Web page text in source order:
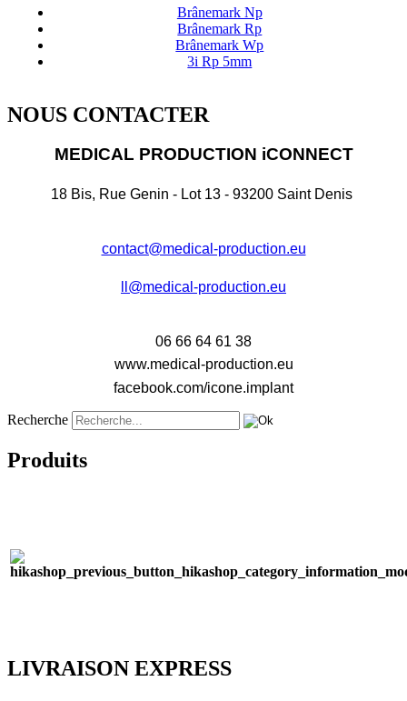
Brânemark Np
Brânemark Rp
Brânemark Wp
3i Rp 5mm
NOUS CONTACTER
MEDICAL PRODUCTION iCONNECT
18 Bis, Rue Genin - Lot 13 - 93200 Saint Denis
contact@medical-production.eu
ll@medical-production.eu
06 66 64 61 38
www.medical-production.eu
facebook.com/icone.implant
Recherche
Produits
LIVRAISON EXPRESS